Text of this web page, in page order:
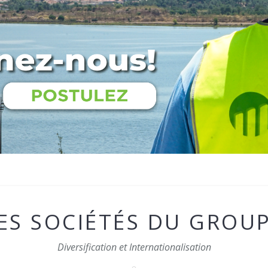
SOCIÉTÉS DU
Diversification et Internationalisation